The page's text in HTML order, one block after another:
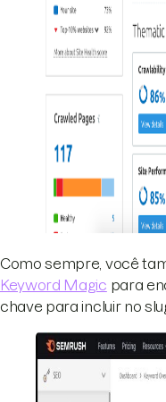
Como sempre, você
Keyword Magic para
chave para incluir no